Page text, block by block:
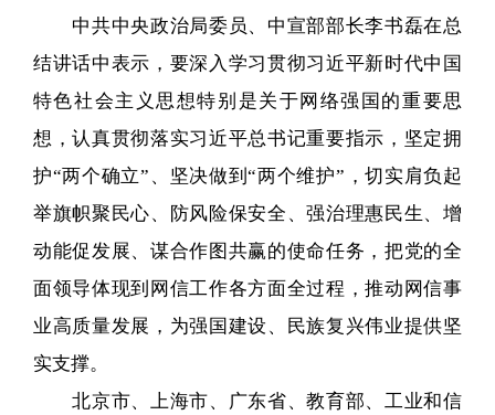
中共中央政治局委员、中宣部部长李书磊在总
结讲话中表示，要深入学习贯彻习近平新时代中国
特色社会主义思想特别是关于网络强国的重要思
想，认真贯彻落实习近平总书记重要指示，坚定拥
护“两个确立”、坚决做到“两个维护”，切实肩负起
举旗帜聚民心、防风险保安全、强治理惠民生、增
动能促发展、谋合作图共赢的使命任务，把党的全
面领导体现到网信工作各方面全过程，推动网信事
业高质量发展，为强国建设、民族复兴伟业提供坚
实支撑。
北京市、上海市、广东省、教育部、工业和信